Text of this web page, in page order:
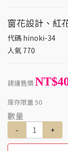
窗花設計、紅
代碼 hinoki-34
人氣 770
建議售價
庫存限量50
數量
- +